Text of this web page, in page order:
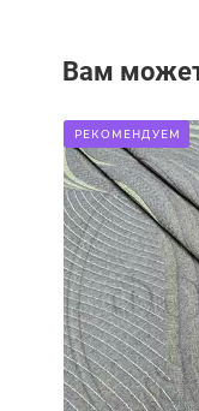
Вам
РЕКОМЕНДУЕМ